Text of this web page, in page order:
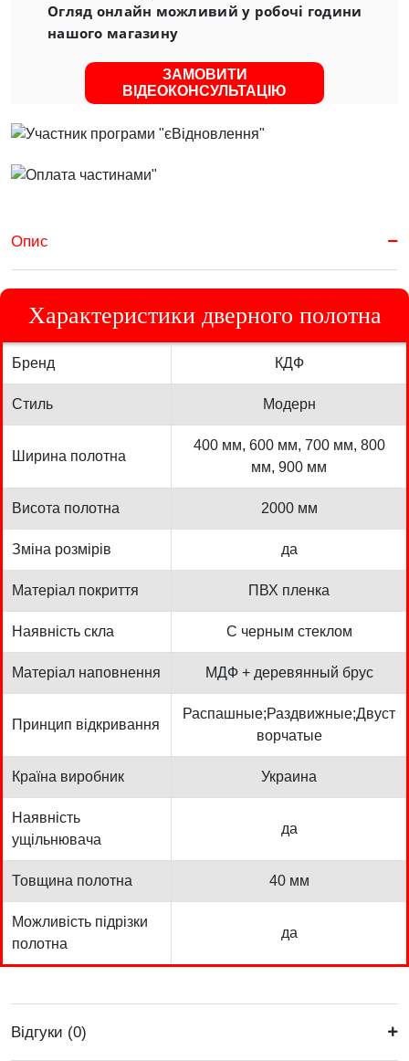
Огляд онлайн можливий у робочі години
нашого магазину
ЗАМОВИТИ
ВІДЕОКОНСУЛЬТАЦІЮ
Опис
Характеристики дверного полотна
Бренд КДФ
Стиль Модерн
Ширина полотна
400 мм, 600 мм, 700 мм, 800
мм, 900 мм
Висота полотна 2000 мм
Зміна розмірів да
Матеріал покриття ПВХ пленка
Наявність скла С черным стеклом
Матеріал наповнення МДФ + деревянный брус
Принцип відкривання
Распашные;Раздвижные;Двуст
ворчатые
Країна виробник Украина
Наявність
ущільнювача
да
Товщина полотна 40 мм
Можливість підрізки
полотна
да
Відгуки (0)